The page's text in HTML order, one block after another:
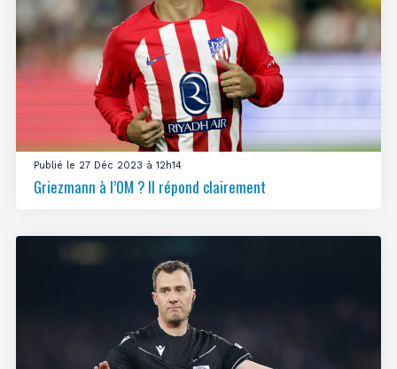
Publié le 27 Déc 2023 à 12h14
Griezmann à l’OM ? Il répond clairement